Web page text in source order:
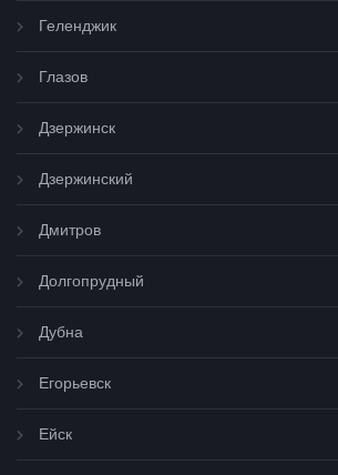
Геленджик
Глазов
Дзержинск
Дзержинский
Дмитров
Долгопрудный
Дубна
Егорьевск
Ейск